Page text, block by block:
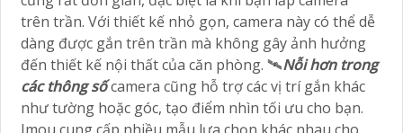
trên trần. Với thiết kế nhỏ gọn, camera này có thể dễ
dàng được gắn trên trần mà không gây ảnh hưởng
đến thiết kế nội thất của căn phòng. 🛰Nỗi hơn trong
các thông sốcamera cũng hỗ trợ các vị trí gắn khác
như tường hoặc góc, tạo điểm nhìn tối ưu cho bạn.
Imou cung cấp nhiều mẫu lựa chọn khác nhau cho